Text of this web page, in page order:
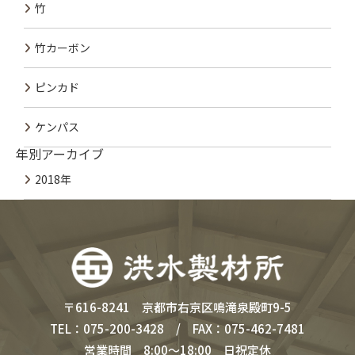
竹
竹カーボン
ピンカド
ケンパス
年別アーカイブ
2018年
〒616-8241 京都市右京区鳴滝泉殿町9-5
TEL：075-200-3428 / FAX：075-462-7481
営業時間 8:00～18:00 日祝定休